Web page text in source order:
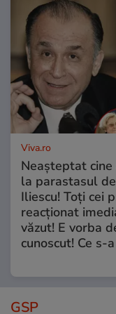
Viva.ro
Neașteptat
la parastasul
Iliescu! Toți cei
reacționat
văzut! E vorba
cunoscut! Ce s-
GSP